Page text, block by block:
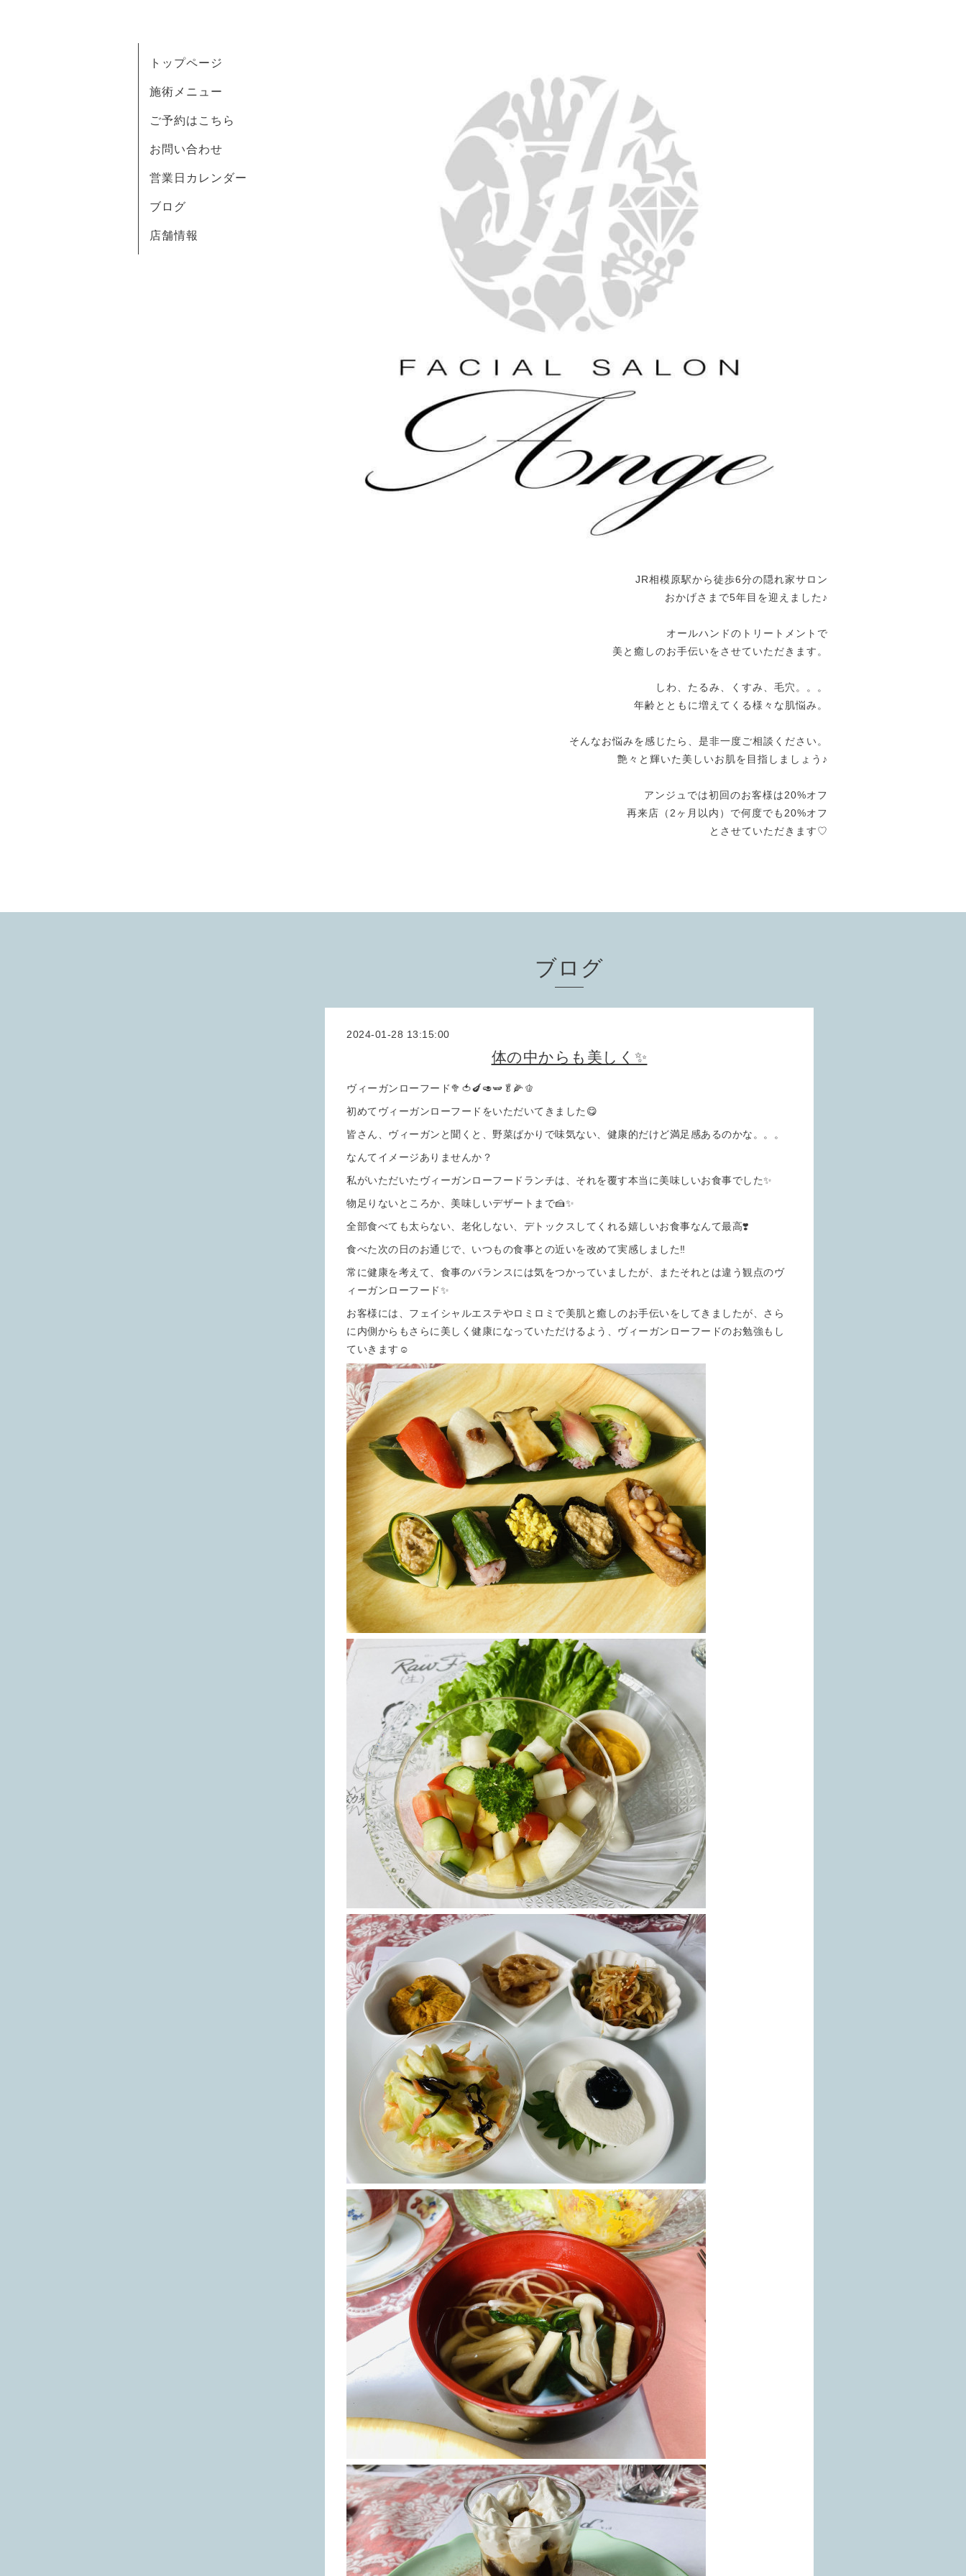
JR相模原駅から徒歩6分の隠れ家サロン
おかげさまで5年目を迎えました♪
オールハンドのトリートメントで
美と癒しのお手伝いをさせていただきます。
しわ、たるみ、くすみ、毛穴。。。
年齢とともに増えてくる様々な肌悩み。
そんなお悩みを感じたら、是非一度ご相談ください。
艶々と輝いた美しいお肌を目指しましょう♪
アンジュでは初回のお客様は20%オフ
再来店（2ヶ月以内）で何度でも20%オフ
とさせていただきます♡
トップページ
施術メニュー
ご予約はこちら
お問い合わせ
営業日カレンダー
ブログ
店舗情報
ブログ
2024-01-28 13:15:00
体の中からも美しく✨
ヴィーガンローフード🥦🍅🍆🥑🫛🥬🌽🫑
初めてヴィーガンローフードをいただいてきました😋
皆さん、ヴィーガンと聞くと、野菜ばかりで味気ない、健康的だけど満足感あるのかな。。。
なんてイメージありませんか？
私がいただいたヴィーガンローフードランチは、それを覆す本当に美味しいお食事でした✨
物足りないところか、美味しいデザートまで🍰✨
全部食べても太らない、老化しない、デトックスしてくれる嬉しいお食事なんて最高❣️
食べた次の日のお通じで、いつもの食事との近いを改めて実感しました‼️
常に健康を考えて、食事のバランスには気をつかっていましたが、またそれとは違う観点のヴ
ィーガンローフード✨
お客様には、フェイシャルエステやロミロミで美肌と癒しのお手伝いをしてきましたが、さら
に内側からもさらに美しく健康になっていただけるよう、ヴィーガンローフードのお勉強もし
ていきます☺️